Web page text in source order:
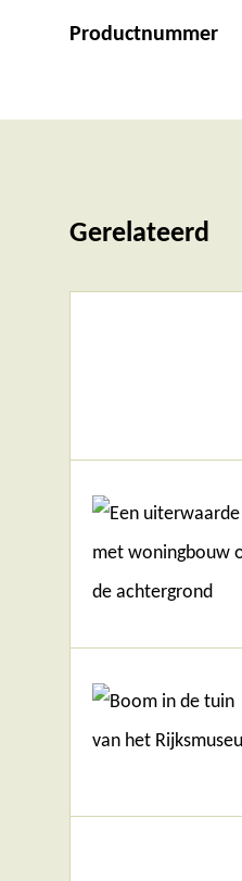
Productnummer
Gerelateerd
meer
meer